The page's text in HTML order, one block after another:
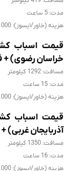
مدت: 5 ساعت
هزینه (خاور/ایسوز): 6.600.000 تومان
قیمت اسباب
خراسان رضوی) +
مسافت: 1292 کیلومتر
مدت: 15 ساعت
هزینه (خاور/ایسوز): 20.000.000 تومان
قیمت اسباب
آذربایجان غربی)
مسافت: 1350 کیلومتر
مدت: 16 ساعت
هزینه (خاور/ایسوز): 21.000.000 تومان